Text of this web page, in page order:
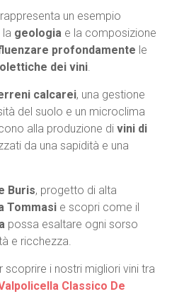
rappresenta un esempio
geologiae la composizione
profondamente le
dei vini.
calcarei, una gestione
del suolo e un microclima
alla produzione di vini di
da una sapidità e una
Buris, progetto di alta
Tommasie scopri come il
possa esaltare ogni sorso
e ricchezza.
scoprire i nostri migliori vini tra
Classico De